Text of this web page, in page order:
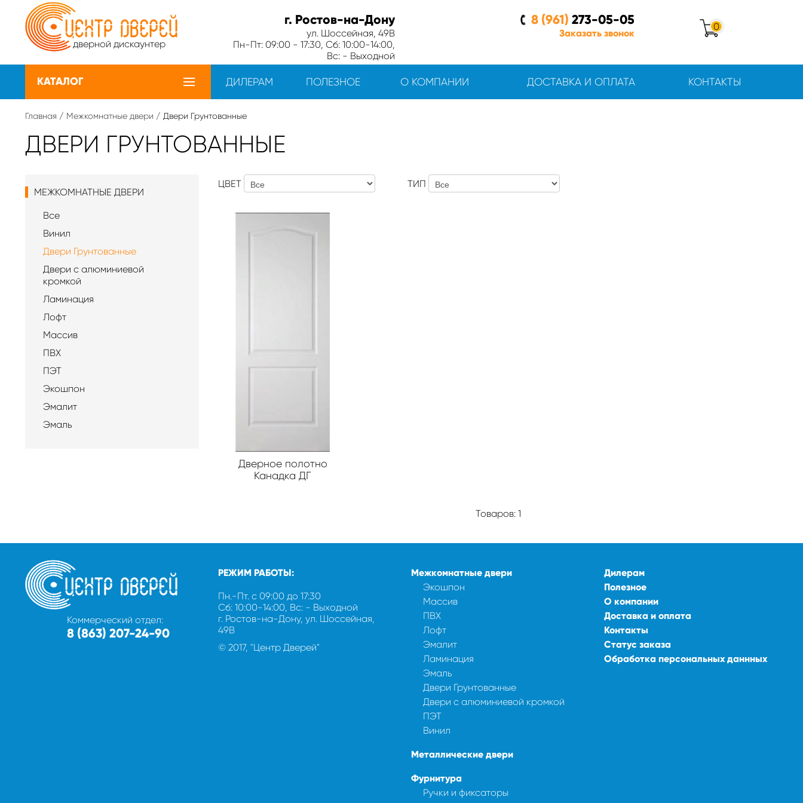
дверной дискаунтер
г. Ростов-на-Дону
ул. Шоссейная, 49В
Пн-Пт: 09:00 - 17:30, Сб: 10:00-14:00,
Вс: - Выходной
8 (961) 273-05-05
Заказать звонок
0
КАТАЛОГ ДИЛЕРАМ ПОЛЕЗНОЕ О КОМПАНИИ ДОСТАВКА И ОПЛАТА КОНТАКТЫ
Главная / Межкомнатные двери / Двери Грунтованные
ДВЕРИ ГРУНТОВАННЫЕ
МЕЖКОМНАТНЫЕ ДВЕРИ
Все
Винил
Двери Грунтованные
Двери с алюминиевой
кромкой
Ламинация
Лофт
Массив
ПВХ
ПЭТ
Экошпон
Эмалит
Эмаль
ЦВЕТ ТИП
Дверное полотно
Канадка ДГ
Товаров: 1
Коммерческий отдел:
8 (863) 207-24-90
РЕЖИМ РАБОТЫ:
Пн.-Пт. с 09:00 до 17:30
Сб: 10:00-14:00, Вс: - Выходной
г. Ростов-на-Дону, ул. Шоссейная,
49В
© 2017, "Центр Дверей"
Межкомнатные двери
Экошпон
Массив
ПВХ
Лофт
Эмалит
Ламинация
Эмаль
Двери Грунтованные
Двери с алюминиевой кромкой
ПЭТ
Винил
Металлические двери
Фурнитура
Ручки и фиксаторы
Дилерам
Полезное
О компании
Доставка и оплата
Контакты
Статус заказа
Обработка персональных даннных